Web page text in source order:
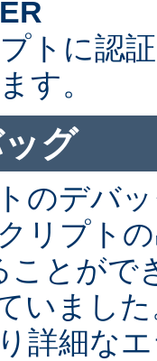
トに認
す。
グ
のデバ
リプト
ことがで
いまし
詳細な